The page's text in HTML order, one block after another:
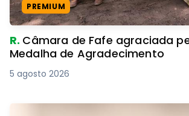
PREMIUM
R. Câmara de Fafe agraciada pelo
Medalha de Agradecimento
5 agosto 2026